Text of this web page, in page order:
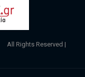
Reserved |